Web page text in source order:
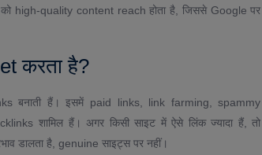
high-quality content reach होता है, जिससे Google पर
करता है?
बनाती हैं। इसमें paid links, link farming, spammy
शामिल हैं। अगर किसी साइट में ऐसे लिंक ज्यादा हैं, तो
डालता है, genuine साइट्स पर नहीं।